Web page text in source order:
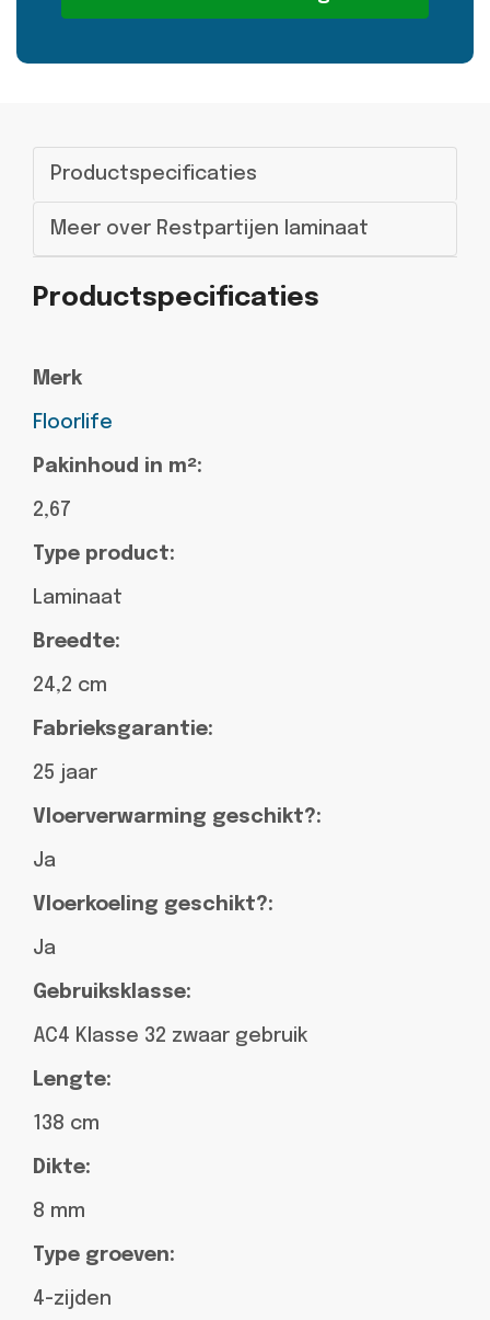
Productspecificaties
Meer over Restpartijen laminaat
Productspecificaties
Merk
Floorlife
Pakinhoud in m²:
2,67
Type product:
Laminaat
Breedte:
24,2 cm
Fabrieksgarantie:
25 jaar
Vloerverwarming geschikt?:
Ja
Vloerkoeling geschikt?:
Ja
Gebruiksklasse:
AC4 Klasse 32 zwaar gebruik
Lengte:
138 cm
Dikte:
8 mm
Type groeven:
4-zijden